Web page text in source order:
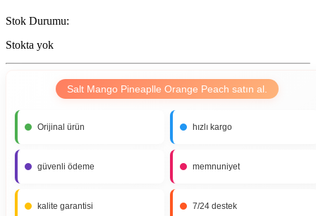
Stok Durumu:
Stokta yok
Salt Mango Pineaplle Orange Peach satın al.
Orijinal ürün hızlı kargo
güvenli ödeme memnuniyet
kalite garantisi 7/24 destek